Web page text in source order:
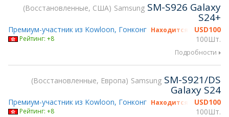
Восстановленные, США Samsung SM-S926 Galaxy
S24+
USD100
100Шт.
Премиум-участник из Kowloon, Гонконг Находится на gsmX
Рейтинг: +8
Подробности
Восстановленные, Европа Samsung SM-S921/DS
Galaxy S24
USD100
100Шт.
Премиум-участник из Kowloon, Гонконг Находится на gsmX
Рейтинг: +8